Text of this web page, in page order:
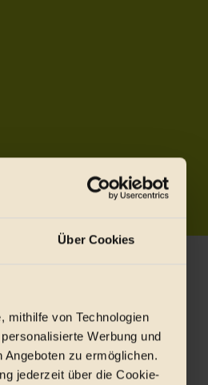
Über Cookies
mithilfe von Technologien
Werbung und
zu ermöglichen.
jederzeit über die Cookie-